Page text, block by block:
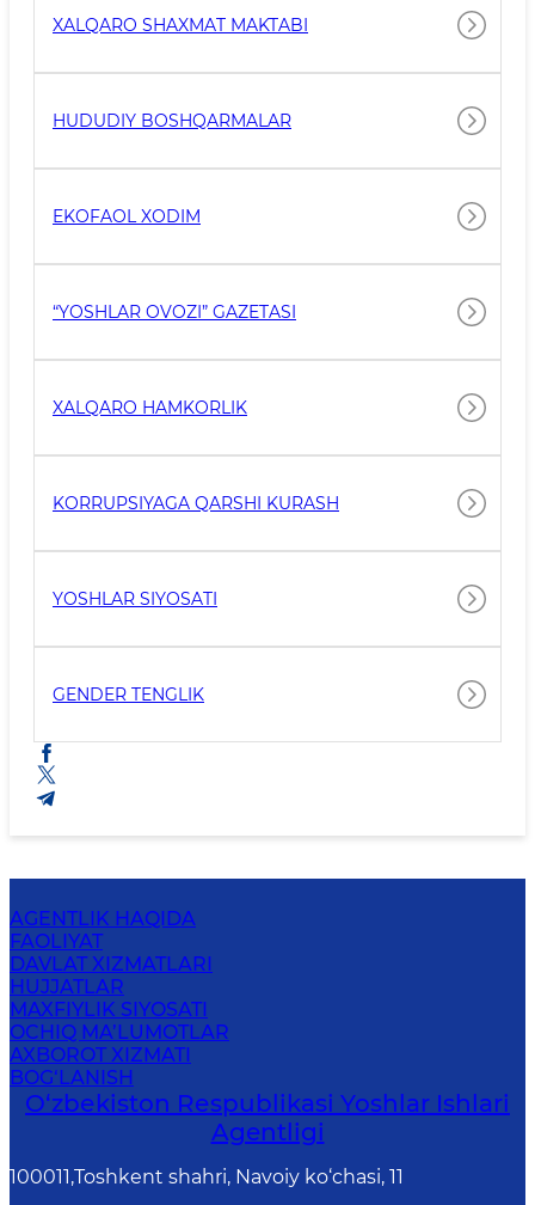
XALQARO SHAXMAT MAKTABI
HUDUDIY BOSHQARMALAR
EKOFAOL XODIM
“YOSHLAR OVOZI” GAZETASI
XALQARO HAMKORLIK
KORRUPSIYAGA QARSHI KURASH
YOSHLAR SIYOSATI
GENDER TENGLIK
AGENTLIK HAQIDA
FAOLIYAT
DAVLAT XIZMATLARI
HUJJATLAR
MAXFIYLIK SIYOSATI
OCHIQ MA’LUMOTLAR
AXBOROT XIZMATI
BOG‘LANISH
O‘zbеkistоn Rеspublikаsi Yoshlar Ishlari
Agentligi
100011,Toshkent shahri, Navoiy ko‘chasi, 11